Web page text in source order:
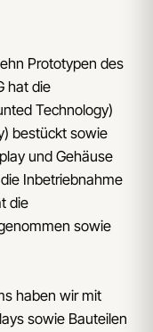
Prototypen des
hat die
Technology)
bestückt sowie
und Gehäuse
Inbetriebnahme
die
sowie
haben wir mit
sowie Bauteilen